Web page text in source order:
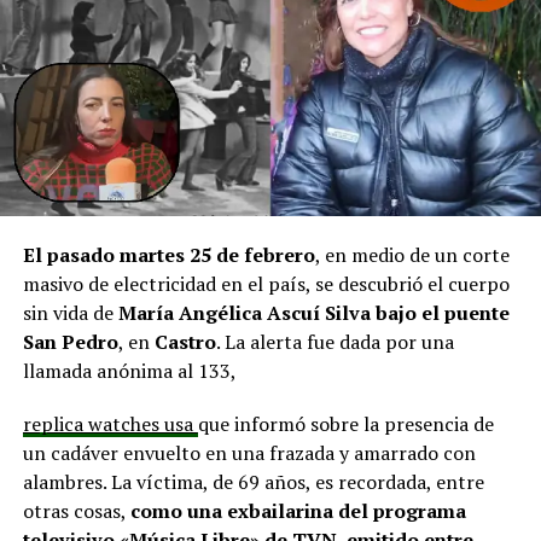
agregando que en su comuna tienen iniciativas
aprobadas que aún esperan financiamiento, como la
infraestructura del Club Deportivo Bernardo O’Higgins
y el cierre perimetral del Club Deportivo Aucar, obras
fundamentales para el desarrollo comunitario.
El alcalde de Quemchi, Javier Ugarte, expresó una
situación similar, señalando que en su comuna tienen
proyectos elegibles tanto en PMU como en PMB, pero
que hasta la fecha no han recibido respuesta clara sobre
si se entregarán los recursos.“Preocupa esta situación,
estos son proyectos que vienen trabajándose desde
hace tiempo y que hoy están en riesgo por la falta de
En la comuna deCuraco de Vélez, la alcaldesa Javiera
Yáñezindicó que históricamente la Subdere ha apoyado
a los municipios en diversos proyectos y que confía en
que durante el año se asignen nuevos recursos, aunque
El pasado martes 25 de febrero, en medio de un corte
masivo de electricidad en el país, se descubrió el cuerpo
sin vida deMaría Angélica Ascuí Silvabajo el puente
San Pedro, en Castro. La alerta fue dada por una
llamada anónima al 133,
replica watches usa que informó sobre la presencia de
un cadáver envuelto en una frazada y amarrado con
alambres. La víctima, de 69 años, es recordada, entre
otras cosas, como una exbailarina del programa